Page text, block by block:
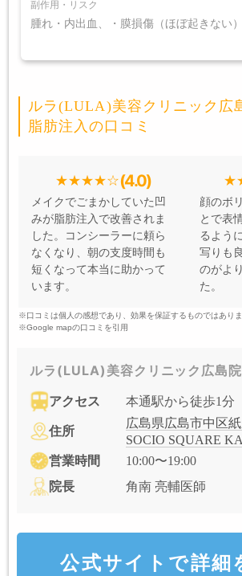
副作用・リスク
腫れ・内出血、・膜損傷（ほぼ起きない）
ルラ(LULA)美容クリニック広
脂肪注入の口コミ
(4.0)
メイクでごまかしていた凹
みが脂肪注入で改善されま
した。コンシーラーに頼ら
なくなり、朝の支度時間も
短くなって本当に助かって
います。
顔のボ
とで表
るよう
写りも
のがよ
た。
※口コミは個人の感想であり、効果を保証するものではありま
※Google mapの口コミを引用
ルラ(LULA)美容クリニック広島
アクセス 本通駅から徒歩1分
住所
広島県広島市中区
SOCIO SQUARE
営業時間
10:00〜19:00
院長
角南 亮輔医師
公式サイトで詳細